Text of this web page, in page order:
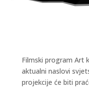
Filmski program Art
aktualni naslovi
projekcije će biti